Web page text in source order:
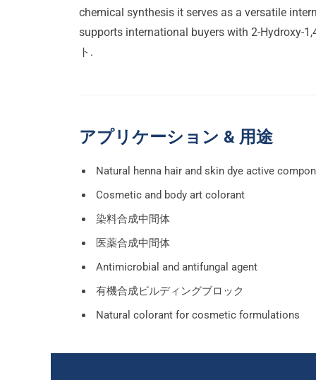
chemical synthesis it serves as a versatile
supports international buyers with 2-Hydroxy-
ト.
アプリケーション & 用途
Natural henna hair and skin dye active
Cosmetic and body art colorant
染料合成中間体
医薬合成中間体
Antimicrobial and antifungal agent
有機合成ビルディングブロック
Natural colorant for cosmetic formulations